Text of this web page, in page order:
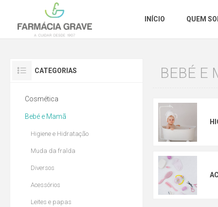
INÍCIO QUEM
BEBÉ E
CATEGORIAS
Cosmética
Bebé e Mamã
Higiene e Hidratação
Muda da fralda
Diversos
Acessórios
Leites e papas